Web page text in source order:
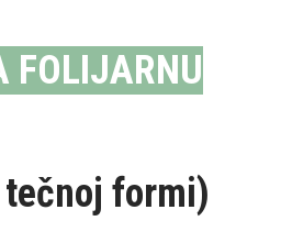
FOLIJARNU
formi)